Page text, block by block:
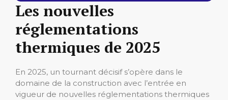
Les nouvelles
réglementations
thermiques de 2025
En 2025, un tournant décisif s’opère dans le
domaine de la construction avec l’entrée en
vigueur de nouvelles réglementations thermiques